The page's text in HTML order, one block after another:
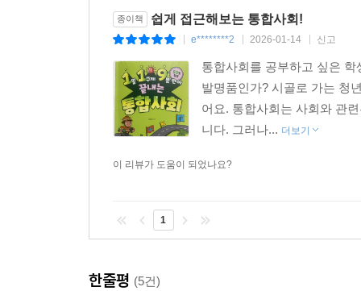
종이책 쉽게 접근해보는 통합사회!
e********2 2026-01-14 신고
통합사회를 공부하고 싶은
발명품인가? 시골로 가는 청
어요. 통합사회는 사회와 관
니다. 그러나... 더보기
이 리뷰가 도움이 되었나요?
1
한줄평 (5건)